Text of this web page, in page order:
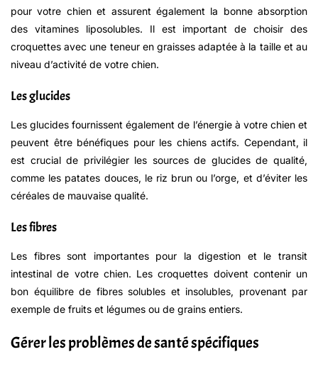
pour votre chien et assurent également la bonne absorption
des vitamines liposolubles. Il est important de choisir des
croquettes avec une teneur en graisses adaptée à la taille et au
niveau d’activité de votre chien.
Les glucides
Les glucides fournissent également de l’énergie à votre chien et
peuvent être bénéfiques pour les chiens actifs. Cependant, il
est crucial de privilégier les sources de glucides de qualité,
comme les patates douces, le riz brun ou l’orge, et d’éviter les
céréales de mauvaise qualité.
Les fibres
Les fibres sont importantes pour la digestion et le transit
intestinal de votre chien. Les croquettes doivent contenir un
bon équilibre de fibres solubles et insolubles, provenant par
exemple de fruits et légumes ou de grains entiers.
Gérer les problèmes de santé spécifiques